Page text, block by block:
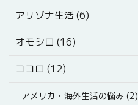
アリゾナ生活 (6)
オモシロ (16)
ココロ (12)
アメリカ・海外生活の悩み (2)